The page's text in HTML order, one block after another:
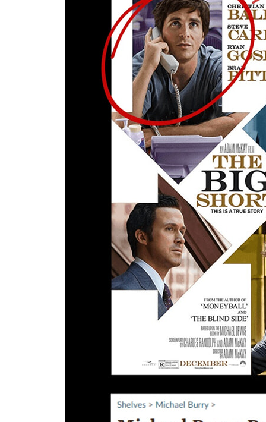
6장: 이익희석과 JMC의 상장(EARNINGS
희석주당이익의 개념을 설명하고 액면분할과 회
PART 2 보통주 외의 증권: 채권과 우선주
SECURITiES OTHER THAN COMMON
7장: 레버리지를 이용한 성장: 신주발행 vs 채권
회사의 이익이 희석되는 주식발행과 높은 이
조달해야 할지에 대해서 7장에서 다룬다.
일반적으로 채권은 대출로 간주되며 채권의 종
현재수익률(current yield), 만기수익률(yield to
투자자들이 많은 채권들 중에서 투자 수단을 가려
9장: 채권이 오르고 내리는 이유(WHY BONDS
채권가격과 채권수익률은 현행금리의 변동과
수익률곡선(yield curve)을 살펴볼 것이다. 수익률
10장: 채권: 심화 편(BONDS: ADVANCED
10장에서는 채권의 ‘수의상환(call)’이나 ‘차환
완벽한 이해를 제공하고 제로쿠폰채권(zero
11장: 전환사채(CONVERTIBLE BONDS)
전환사채는 보통주로 전환될 수 있다는 점을 제
차별화되는지 그리고 전환사채가 손익계산서에
희석이익(diluted earnings)에 대해서 설명한다.